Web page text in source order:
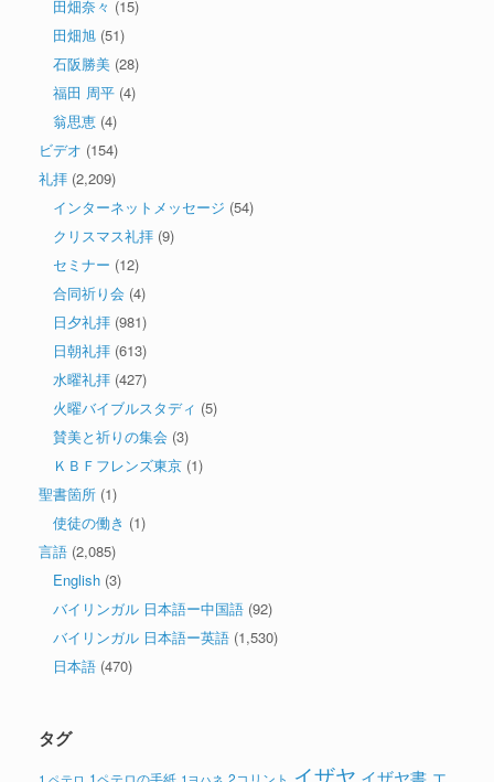
田畑奈々 (15)
田畑旭 (51)
石阪勝美 (28)
福田 周平 (4)
翁思恵 (4)
ビデオ (154)
礼拝 (2,209)
インターネットメッセージ (54)
クリスマス礼拝 (9)
セミナー (12)
合同祈り会 (4)
日夕礼拝 (981)
日朝礼拝 (613)
水曜礼拝 (427)
火曜バイブルスタディ (5)
賛美と祈りの集会 (3)
ＫＢＦフレンズ東京 (1)
聖書箇所 (1)
使徒の働き (1)
言語 (2,085)
English (3)
バイリンガル 日本語ー中国語 (92)
バイリンガル 日本語ー英語 (1,530)
日本語 (470)
タグ
イザヤ イザヤ書 エ